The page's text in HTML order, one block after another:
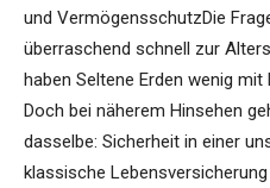
und VermögensschutzDie
überraschend schnell zur
haben Seltene Erden wenig
Doch bei näherem Hinsehen
dasselbe: Sicherheit in einer
klassische